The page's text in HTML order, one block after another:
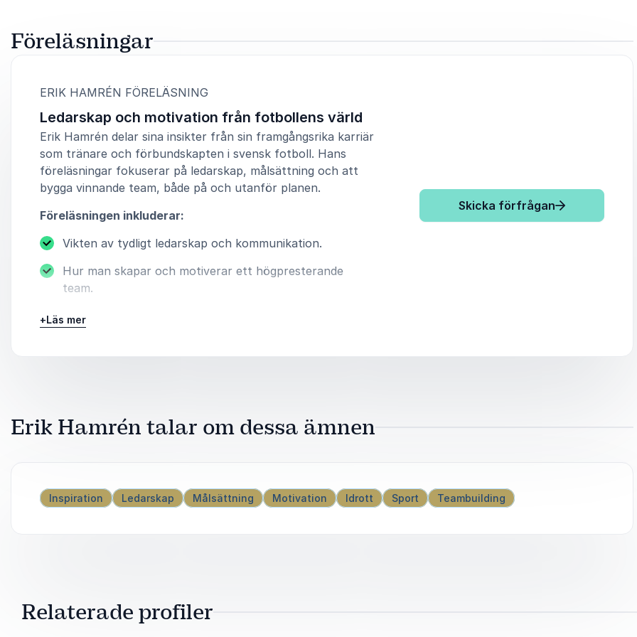
Föreläsningar
ERIK HAMRÉN FÖRELÄSNING
Ledarskap och motivation från fotbollens värld
Erik Hamrén delar sina insikter från sin framgångsrika karriär
som tränare och förbundskapten i svensk fotboll. Hans
föreläsningar fokuserar på ledarskap, målsättning och att
bygga vinnande team, både på och utanför planen.
Föreläsningen inkluderar:
Vikten av tydligt ledarskap och kommunikation.
Hur man skapar och motiverar ett högpresterande
team.
Strategier för att hantera press och förändring.
appliceras på både idrott och näringsliv.
+Läs mer
Skicka förfrågan: Erik Hamrén
Erik Hamrén talar om dessa ämnen
Inspiration Ledarskap Målsättning Motivation Idrott Sport Teambuilding
Relaterade profiler